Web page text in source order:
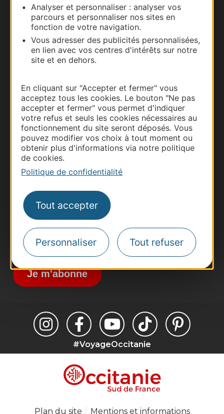
Analyser et personnaliser : analyser vos
parcours et personnaliser nos sites en
fonction de votre navigation.
Vous adresser des publicités personnalisées,
en lien avec vos centres d'intérêts sur notre
site et en dehors.
En cliquant sur "Accepter et fermer" vous
acceptez tous les cookies. Le bouton "Ne pas
accepter et fermer" vous permet d'indiquer
votre refus et seuls les cookies nécessaires au
fonctionnement du site seront déposés. Vous
pouvez modifier vos choix à tout moment ou
obtenir plus d'informations via notre politique
de cookies.
Politique de confidentialité
Tout accepter
Personnaliser Tout refuser
Documentation
Thermalisme
Business/Mice
Pros d'Occitanie
Site presse et d'influence
Voyagistes
Destination Sport
Inscrivez-vous à la lettre d'information
Destination Occitanie pour recevoir des
suggestions de séjours, de visites et de sorties.
Je m'abonne
#VoyageOccitanie
Plan du site Mentions et informations